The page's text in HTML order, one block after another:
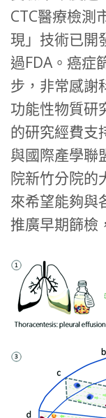
CTC醫療檢測
現」技術已開
過FDA。癌症
步，非常感謝
功能性物質研
的研究經費支
與國際產學聯
院新竹分院的
來希望能夠與
推廣早期篩檢